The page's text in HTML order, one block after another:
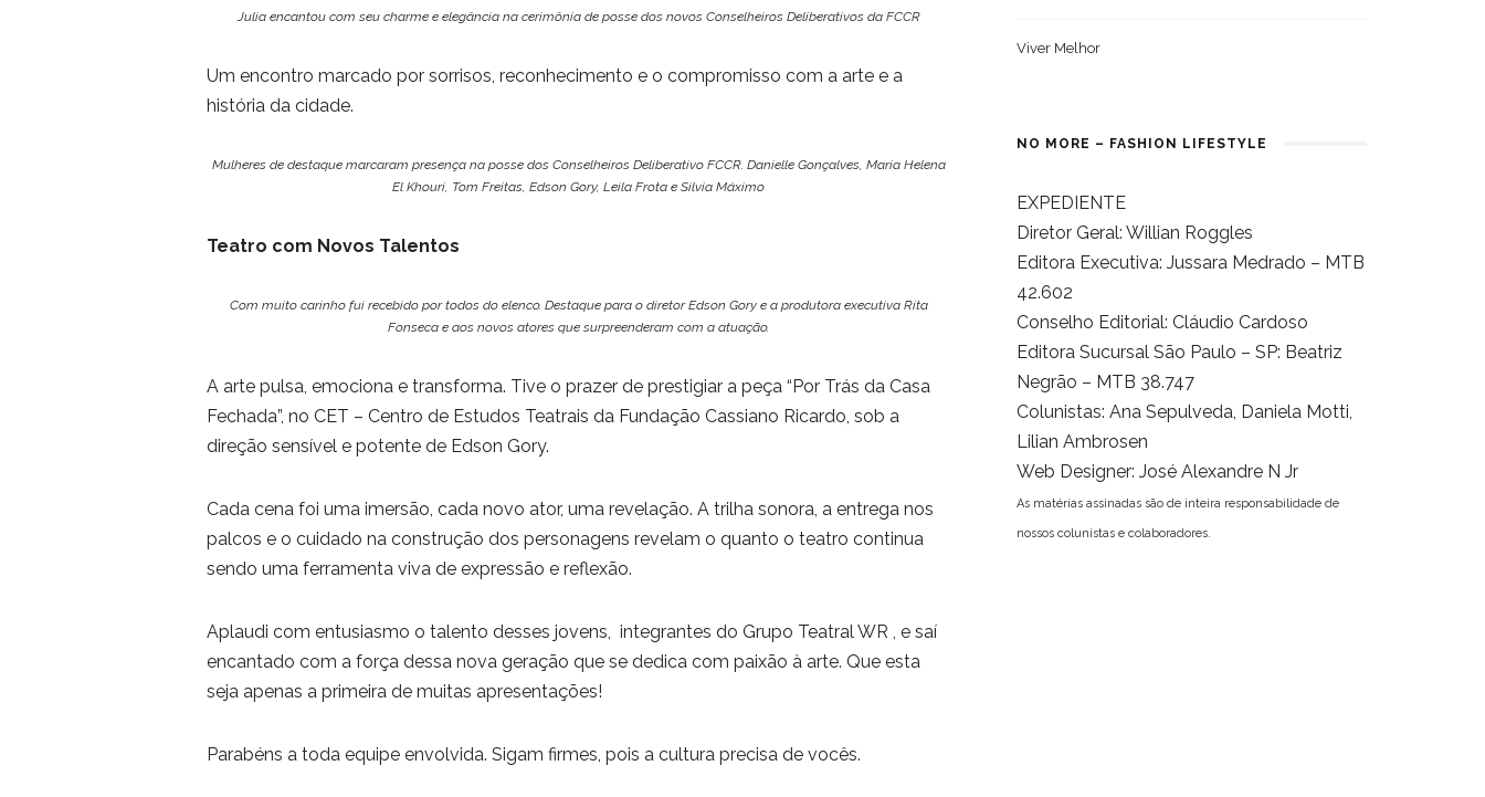
Julia encantou com seu charme e elegância na cerimônia de posse dos novos Conselheiros Deliberativos da FCCR
Um encontro marcado por sorrisos, reconhecimento e o compromisso com a arte e a
história da cidade.
Mulheres de destaque marcaram presença na posse dos Conselheiros Deliberativo FCCR. Danielle Gonçalves, Maria Helena
El Khouri, Tom Freitas, Edson Gory, Leila Frota e Silvia Máximo
Teatro com Novos Talentos
Com muito carinho fui recebido por todos do elenco. Destaque para o diretor Edson Gory e a produtora executiva Rita
Fonseca e aos novos atores que surpreenderam com a atuação.
A arte pulsa, emociona e transforma. Tive o prazer de prestigiar a peça “Por Trás da Casa
Fechada”, no CET – Centro de Estudos Teatrais da Fundação Cassiano Ricardo, sob a
direção sensível e potente de Edson Gory.
Cada cena foi uma imersão, cada novo ator, uma revelação. A trilha sonora, a entrega nos
palcos e o cuidado na construção dos personagens revelam o quanto o teatro continua
sendo uma ferramenta viva de expressão e reflexão.
Aplaudi com entusiasmo o talento desses jovens, integrantes do Grupo Teatral WR , e saí
encantado com a força dessa nova geração que se dedica com paixão à arte. Que esta
seja apenas a primeira de muitas apresentações!
Parabéns a toda equipe envolvida. Sigam firmes, pois a cultura precisa de vocês.
Viver Melhor
NO MORE – FASHION LIFESTYLE
EXPEDIENTE
Diretor Geral: Willian Roggles
Editora Executiva: Jussara Medrado – MTB
42.602
Conselho Editorial: Cláudio Cardoso
Editora Sucursal São Paulo – SP: Beatriz
Negrão – MTB 38.747
Colunistas: Ana Sepulveda, Daniela Motti,
Lilian Ambrosen
Web Designer: José Alexandre N Jr
As matérias assinadas são de inteira responsabilidade de
nossos colunistas e colaboradores.